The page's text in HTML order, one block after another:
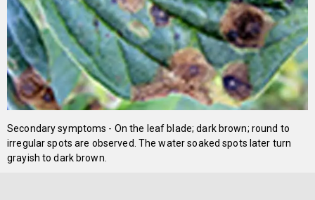
Secondary symptoms - On the leaf blade; dark brown; round to
irregular spots are observed. The water soaked spots later turn
grayish to dark brown.